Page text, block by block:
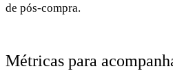
de pós-compra.
Métricas para